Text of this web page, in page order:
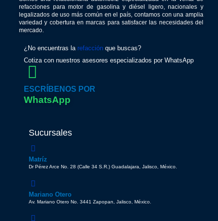
refacciones para motor de gasolina y diésel ligero, nacionales y
legalizados de uso más común en el país, contamos con una amplia
variedad y cobertura en marcas para satisfacer las necesidades del
mercado.
¿No encuentras la refacción que buscas?
Cotiza con nuestros asesores especializados por WhatsApp
ESCRÍBENOS POR
WhatsApp
Sucursales
Matríz
Dr Pérez Arce No. 28 (Calle 34 S.R.) Guadalajara, Jalisco, México.
Mariano Otero
Av. Mariano Otero No. 3441 Zapopan, Jalisco, México.